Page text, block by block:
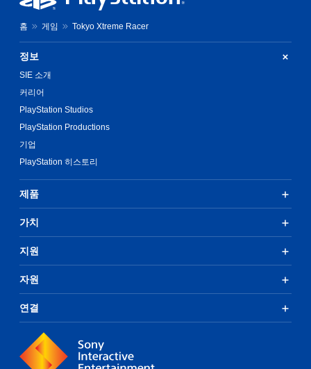
홈 게임 Tokyo Xtreme Racer
정보
SIE 소개
커리어
PlayStation Studios
PlayStation Productions
기업
PlayStation 히스토리
제품
가치
지원
자원
연결